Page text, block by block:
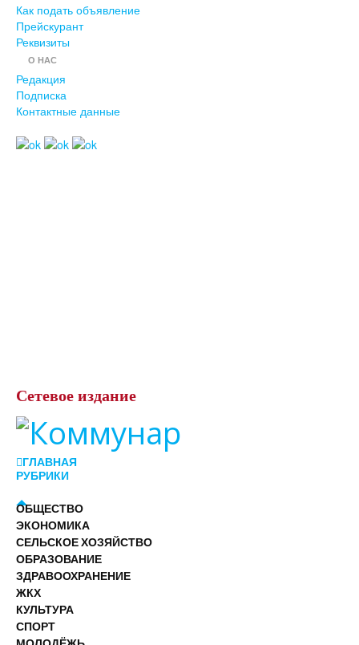
Как подать объявление
Прейскурант
Реквизиты
О НАС
Редакция
Подписка
Контактные данные
Сетевое издание
ГЛАВНАЯ
РУБРИКИ
ОБЩЕСТВО
ЭКОНОМИКА
СЕЛЬСКОЕ ХОЗЯЙСТВО
ОБРАЗОВАНИЕ
ЗДРАВООХРАНЕНИЕ
ЖКХ
КУЛЬТУРА
СПОРТ